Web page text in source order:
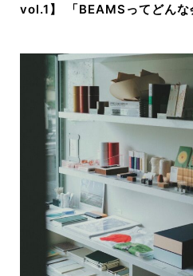
vol.1】 「BEAMSってどんな